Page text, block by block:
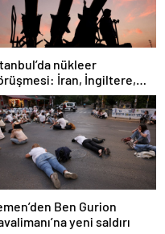
nükleer
İran, İngiltere,
ve Almanya buluşacak
Ben Gurion
yeni saldırı